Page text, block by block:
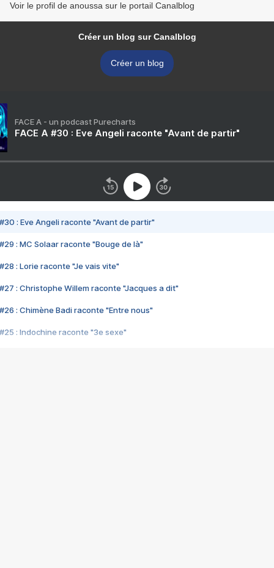
Voir le profil de anoussa sur le portail Canalblog
Créer un blog sur Canalblog
Créer un blog
FACE A - un podcast Purecharts
FACE A #30 : Eve Angeli raconte "Avant de partir"
#30 : Eve Angeli raconte "Avant de partir"
#29 : MC Solaar raconte "Bouge de là"
#28 : Lorie raconte "Je vais vite"
#27 : Christophe Willem raconte "Jacques a dit"
#26 : Chimène Badi raconte "Entre nous"
#25 : Indochine raconte "3e sexe"